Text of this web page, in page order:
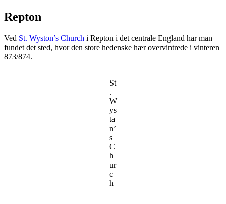
Repton
Ved St. Wyston’s Church i Repton i det centrale England har man
fundet det sted, hvor den store hedenske hær overvintrede i vinteren
873/874.
St
.
W
ys
ta
n’
s
C
h
ur
c
h